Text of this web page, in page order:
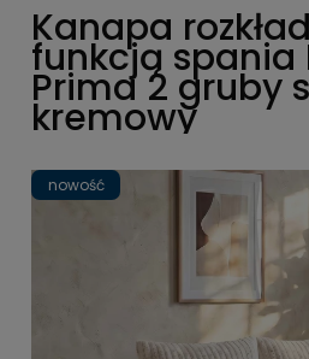
Kanapa
funkcją spania
Prima 2 gruby
kremowy
nowość